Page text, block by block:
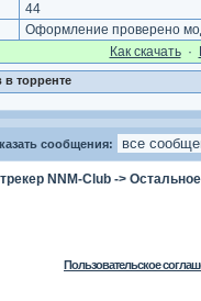
44
Оформление проверено
Как cкачать·
торренте
сообщения:
NNM-Club -> Остальное
Пользовательское